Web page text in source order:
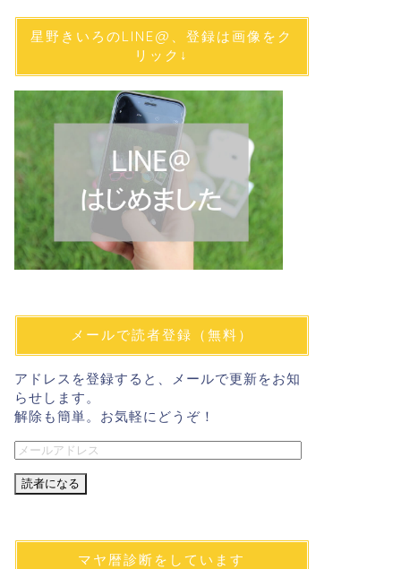
星野きいろのLINE@、登録は画像をク
リック↓
メールで読者登録（無料）
アドレスを登録すると、メールで更新をお知
らせします。
解除も簡単。お気軽にどうぞ！
メ
ル
レ
マヤ暦診断をしています